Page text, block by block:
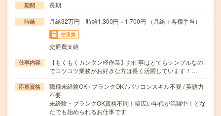
期間 長期
時給 月給32万円 時給1,300円～1,700円 （月給＋各種手当）
交通費
交通費支給
仕事内容
【もくもくカンタン軽作業】お仕事はとてもシンプルなの
でコツコツ業務がお好きな方は長く活躍しています！…
応募資格
職種未経験OK / ブランクOK / パソコンスキル不要 / 英語力
不要
未経験・ブランクOK資格不問！幅広い年代が活躍中！どな
たでも始められるお仕事です